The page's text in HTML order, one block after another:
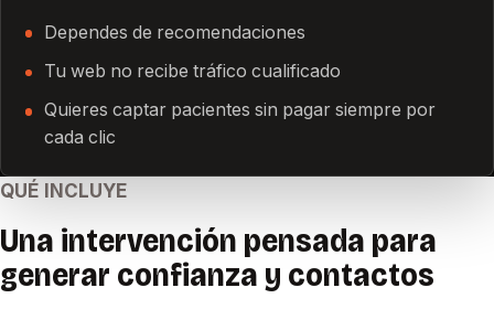
Dependes de recomendaciones
Tu web no recibe tráfico cualificado
Quieres captar pacientes sin pagar siempre por
cada clic
QUÉ INCLUYE
Una intervención pensada para
generar confianza y contactos